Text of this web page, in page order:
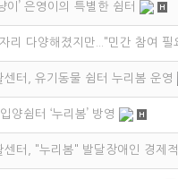
이’ 은영이의 특별한 쉼터
리 다양해졌지만..."민간 참여 필
센터, 유기동물 쉼터 누리봄 운영
양쉼터 ‘누리봄’ 방영
센터, "누리봄" 발달장애인 경제